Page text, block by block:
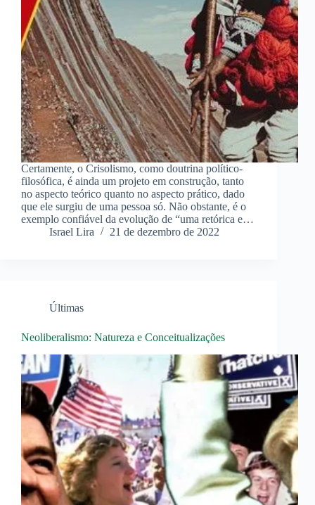
Certamente, o Crisolismo, como doutrina político-
filosófica, é ainda um projeto em construção, tanto
no aspecto teórico quanto no aspecto prático, dado
que ele surgiu de uma pessoa só. Não obstante, é o
exemplo confiável da evolução de “uma retórica e…
Israel Lira
21 de dezembro de 2022
Últimas
Neoliberalismo: Natureza e Conceitualizações